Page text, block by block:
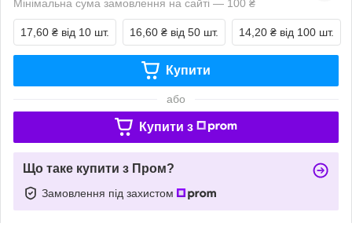
Мінімальна сума замовлення на сайті — 100 ₴
17,60 ₴ від 10 шт. 16,60 ₴ від 50 шт. 14,20 ₴ від 100 шт.
Купити
або
Купити з
Що таке купити з Пром?
Замовлення під захистом